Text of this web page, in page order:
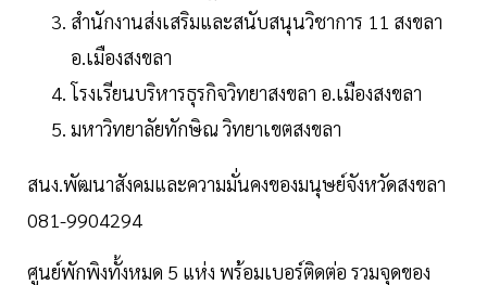
สำนักงานส่งเสริมและสนับสนุนวิชาการ 11 สงขลา
อ.เมืองสงขลา
โรงเรียนบริหารธุรกิจวิทยาสงขลา อ.เมืองสงขลา
มหาวิทยาลัยทักษิณ วิทยาเขตสงขลา
สนง.พัฒนาสังคมและความมั่นคงของมนุษย์จังหวัดสงขลา
081-9904294
ศูนย์พักพิงทั้งหมด 5 แห่ง พร้อมเบอร์ติดต่อ รวมจุดของ